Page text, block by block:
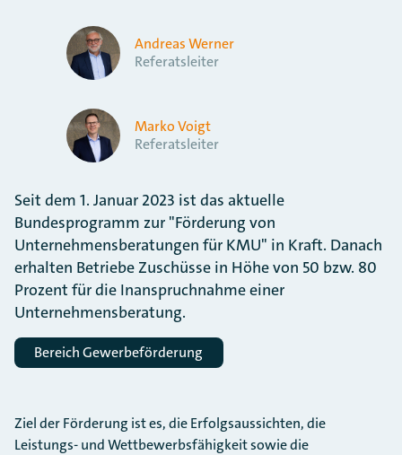
Andreas Werner
Referatsleiter
Marko Voigt
Referatsleiter
Seit dem 1. Januar 2023 ist das aktuelle
Bundesprogramm zur "Förderung von
Unternehmensberatungen für KMU" in Kraft. Danach
erhalten Betriebe Zuschüsse in Höhe von 50 bzw. 80
Prozent für die Inanspruchnahme einer
Unternehmensberatung.
Bereich Gewerbeförderung
Ziel der Förderung ist es, die Erfolgsaussichten, die
Leistungs- und Wettbewerbsfähigkeit sowie die